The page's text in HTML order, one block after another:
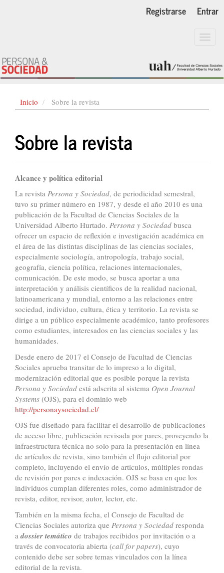
lateral
Registrarse
Entrar
Inicio Sobre la revista
Sobre la revista
Alcance y política editorial
La revista Persona y Sociedad, de periodicidad semestral,
tuvo su primer número en 1987, y desde el año 2010 es una
publicación de la Facultad de Ciencias Sociales de la
Universidad Alberto Hurtado. Persona y Sociedad busca
ofrecer un espacio de reflexión e investigación académica en
el área de las distintas disciplinas de las ciencias sociales,
especialmente sociología, antropología, trabajo social,
geografía, ciencia política, relaciones internacionales,
comunicación. De este modo, se busca aportar a una
interpretación y análisis científicos de la realidad nacional,
latinoamericana y mundial, entorno a las relaciones entre
sociedad, individuo, cultura, ética y territorio. La revista se
dirige a un público especialmente académico, tanto profesores
como estudiantes, interesados en las ciencias sociales y las
humanidades.
Desde enero de 2017 el Consejo de Facultad de Ciencias
Sociales aprueba transitar de lo impreso a lo digital,
modernización editorial que es posible porque la revista
Persona y Sociedad está adscrita al sistema Open Journal
Systems (OJS), para el dominio web
http://personaysociedad.cl/
OJS fue diseñado para facilitar el desarrollo de publicaciones
de acceso libre, publicación revisada por pares, proveyendo la
infraestructura técnica no solo para la presentación en línea
de artículos de revista, sino también el flujo editorial por
completo, incluyendo el envío de artículos, múltiples rondas
de revisión por pares e indexación. OJS se basa en que los
individuos cumplan diferentes roles, como administrador de
revista, editor, revisor, autor, lector, etc.
También en la misma fecha, el Consejo de Facultad de
Ciencias Sociales autoriza que Persona y Sociedad responda
adossier temático de trabajos recibidos por invitación o a
través de convocatoria abierta (call for papers), cuyo
contenido debe ser sobre temas vinculados con la línea
editorial de la revista.